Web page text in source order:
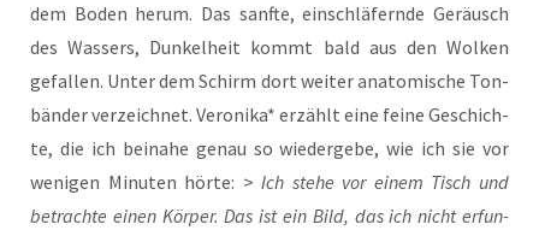
dem Boden her­um. Das sanf­te, ein­schlä­fern­de Geräusch
des Was­sers, Dun­kel­heit kommt bald aus den Wol­ken
gefal­len. Unter dem Schirm dort wei­ter ana­to­mi­sche Ton­
bän­der ver­zeich­net. Vero­ni­ka* erzählt eine fei­ne Geschich­
te, die ich bei­na­he genau so wie­der­ge­be, wie ich sie vor
weni­gen Minu­ten hör­te: >Ich ste­he vor einem Tisch und
betrach­te einen Kör­per. Das ist ein Bild, das ich nicht erfun­